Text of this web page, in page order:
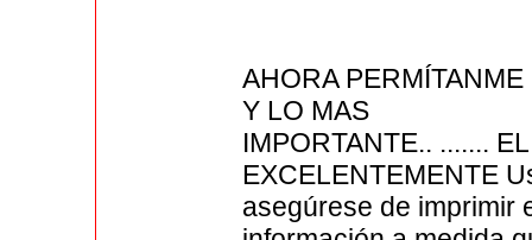
AHORA
Y LO MAS
IMPORTANTE.. .......
EXCELENTEMENTE
asegúrese de imprimir